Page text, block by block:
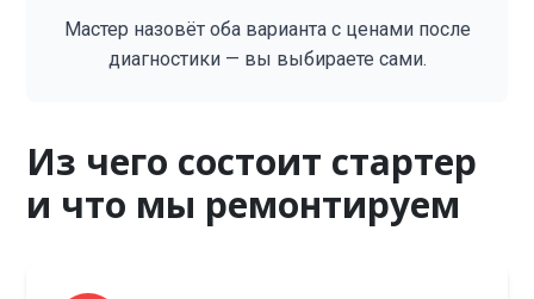
Мастер назовёт оба варианта с ценами после
диагностики — вы выбираете сами.
Из чего состоит стартер
и что мы ремонтируем